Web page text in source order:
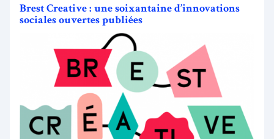
Brest Creative : une soixantaine d’innovations
sociales ouvertes publiées